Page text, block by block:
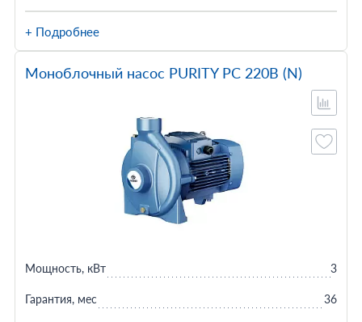
+ Подробнее
Моноблочный насос PURITY PC 220B (N)
Мощность, кВт 3
Гарантия, мес 36